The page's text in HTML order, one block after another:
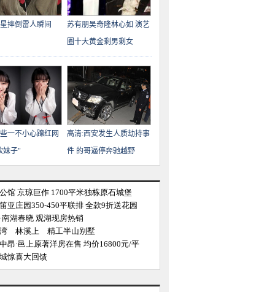
摔倒雷人瞬间
苏有朋吴奇隆林心如 演艺
圈十大黄金剩男剩女
一不小心蹿红网
妹子"
高清:西安发生人质劫持事
件 的哥逼停奔驰越野